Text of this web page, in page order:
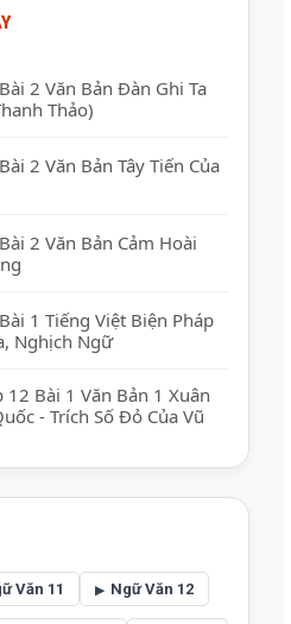
2 Văn Bản Đàn Ghi Ta
Thảo)
2 Văn Bản Tây Tiến Của
2 Văn Bản Cảm Hoài
1 Tiếng Việt Biện Pháp
Nghịch Ngữ
12 Bài 1 Văn Bản 1 Xuân
- Trích Số Đỏ Của Vũ
Văn 11 Ngữ Văn 12